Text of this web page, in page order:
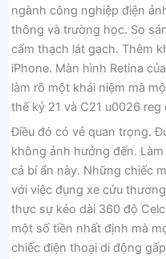
ngành công nghiệp điện
thông và trường học. So
cẩm thạch lát gạch. Thêm
iPhone. Màn hình Retina
làm rõ một khái niệm mà
thế kỷ 21 và C21 u0026
Điều đó có vẻ quan trọng.
không ảnh hưởng đến.
cả bí ẩn này. Những chiếc
với việc đụng xe cứu
thực sự kéo dài 360 độ
một số tiền nhất định mà
chiếc điện thoại di động